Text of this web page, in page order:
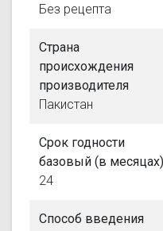
Без рецепта
Страна
происхождения
производителя
Пакистан
Срок годности
базовый (в месяцах)
24
Способ введения